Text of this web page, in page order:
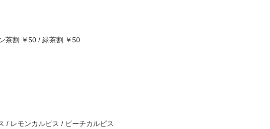
茶割 ￥50 / 緑茶割 ￥50
/ レモンカルピス / ピーチカルピス